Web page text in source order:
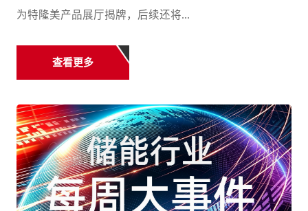
为特隆美产品展厅揭牌，后续还将...
查看更多